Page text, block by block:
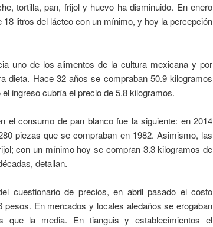
tortilla, pan, frijol y huevo ha disminuido. En enero
litros del lácteo con un mínimo, y hoy la percepción
uno de los alimentos de la cultura mexicana y por
dieta. Hace 32 años se compraban 50.9 kilogramos
ingreso cubría el precio de 5.8 kilogramos.
el consumo de pan blanco fue la siguiente: en 2014
piezas que se compraban en 1982. Asimismo, las
con un mínimo hoy se compran 3.3 kilogramos de
detallan.
cuestionario de precios, en abril pasado el costo
pesos. En mercados y locales aledaños se erogaban
que la media. En tianguis y establecimientos el